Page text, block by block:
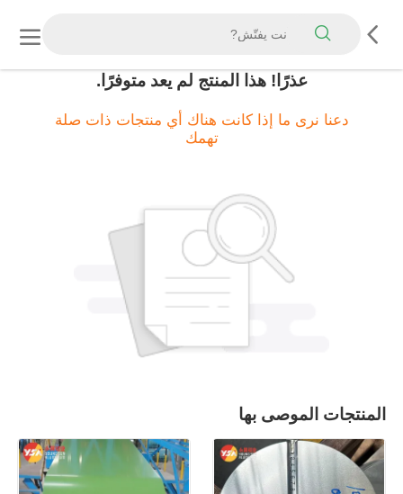
عذرًا! هذا المنتج لم يعد متوفرًا.
دعنا نرى ما إذا كانت هناك أي منتجات ذات صلة
تهمك
المنتجات الموصى بها